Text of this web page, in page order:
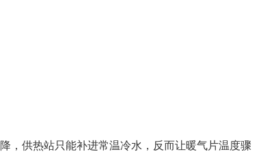
，供热站只能补进常温冷水，反而让暖气片温度骤